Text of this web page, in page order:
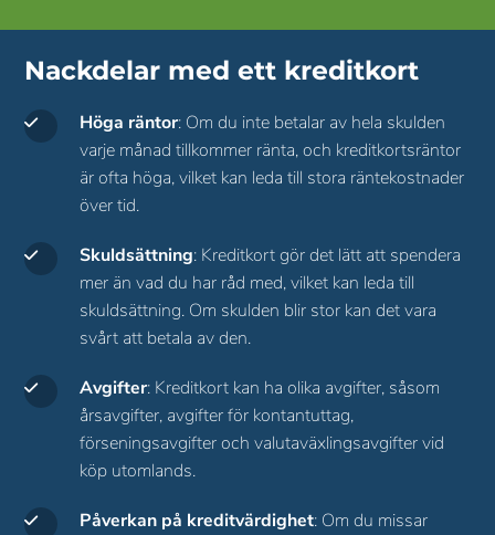
Nackdelar med ett kreditkort
Höga räntor: Om du inte betalar av hela skulden
varje månad tillkommer ränta, och kreditkortsräntor
är ofta höga, vilket kan leda till stora räntekostnader
över tid.
Skuldsättning: Kreditkort gör det lätt att spendera
mer än vad du har råd med, vilket kan leda till
skuldsättning. Om skulden blir stor kan det vara
svårt att betala av den.
Avgifter: Kreditkort kan ha olika avgifter, såsom
årsavgifter, avgifter för kontantuttag,
förseningsavgifter och valutaväxlingsavgifter vid
köp utomlands.
Påverkan på kreditvärdighet: Om du missar